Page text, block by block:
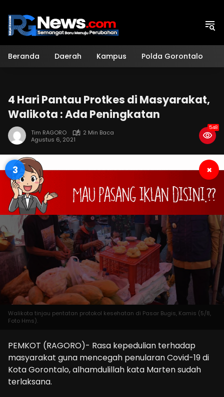
konten
Beranda Daerah Kampus Polda Gorontalo
4 Hari Pantau Protkes di Masyarakat,
Walikota : Ada Peningkatan
Tim RAGORO
2 Min Baca
Agustus 6, 2021
548
3 ×
Walikota tinjau pentatan protokol kesehatan di Pasar Bugis, Kamis (5/8,
Foto Hms).
PEMKOT (RAGORO)- Rasa kepedulian terhadap
masyarakat guna mencegah penularan Covid-19 di
Kota Gorontalo, alhamdulillah kata Marten sudah
terlaksana.